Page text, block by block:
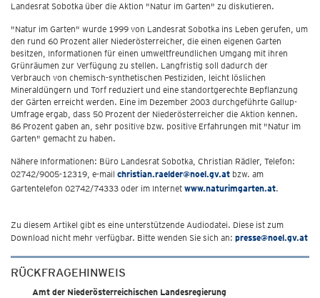
Landesrat Sobotka über die Aktion "Natur im Garten" zu diskutieren.
"Natur im Garten" wurde 1999 von Landesrat Sobotka ins Leben gerufen, um
den rund 60 Prozent aller Niederösterreicher, die einen eigenen Garten
besitzen, Informationen für einen umweltfreundlichen Umgang mit ihren
Grünräumen zur Verfügung zu stellen. Langfristig soll dadurch der
Verbrauch von chemisch-synthetischen Pestiziden, leicht löslichen
Mineraldüngern und Torf reduziert und eine standortgerechte Bepflanzung
der Gärten erreicht werden. Eine im Dezember 2003 durchgeführte Gallup-
Umfrage ergab, dass 50 Prozent der Niederösterreicher die Aktion kennen.
86 Prozent gaben an, sehr positive bzw. positive Erfahrungen mit "Natur im
Garten" gemacht zu haben.
Nähere Informationen: Büro Landesrat Sobotka, Christian Rädler, Telefon:
02742/9005-12319, e-mail christian.raelder@noel.gv.at bzw. am
Gartentelefon 02742/74333 oder im Internet www.naturimgarten.at.
Zu diesem Artikel gibt es eine unterstützende Audiodatei. Diese ist zum
Download nicht mehr verfügbar. Bitte wenden Sie sich an: presse@noel.gv.at
RÜCKFRAGEHINWEIS
Amt der Niederösterreichischen Landesregierung